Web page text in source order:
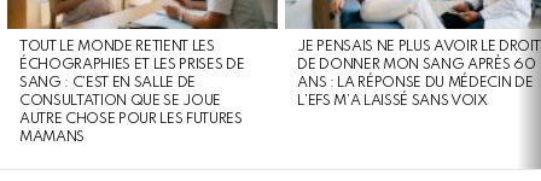
TOUT LE MONDE RETIENT LES
ÉCHOGRAPHIES ET LES PRISES DE
SANG : C’EST EN SALLE DE
CONSULTATION QUE SE JOUE
AUTRE CHOSE POUR LES FUTURES
MAMANS
JE PENSAIS NE PLUS AVOIR LE DROIT
DE DONNER MON SANG APRÈS 60
ANS : LA RÉPONSE DU MÉDECIN DE
L’EFS M’A LAISSÉ SANS VOIX